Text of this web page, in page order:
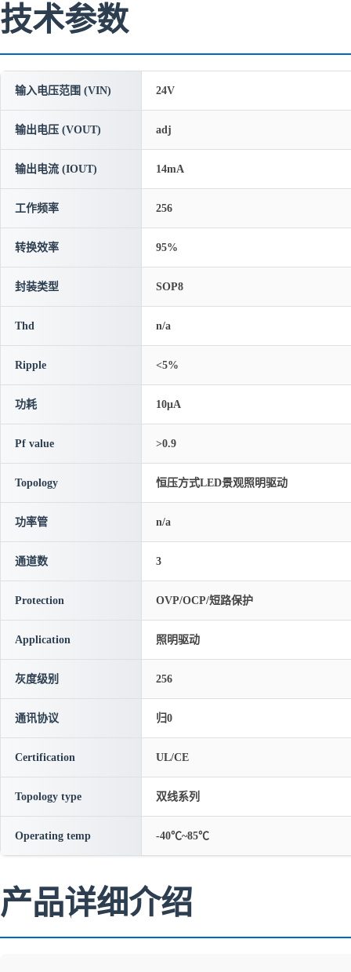
技术参数
输入电压范围 (VIN) 24V
输出电压 (VOUT) adj
输出电流 (IOUT) 14mA
工作频率 256
转换效率 95%
封装类型 SOP8
Thd n/a
Ripple <5%
功耗 10μA
Pf value >0.9
Topology 恒压方式LED景观照明驱动
功率管 n/a
通道数 3
Protection OVP/OCP/短路保护
Application 照明驱动
灰度级别 256
通讯协议 归0
Certification UL/CE
Topology type 双线系列
Operating temp -40℃~85℃
产品详细介绍